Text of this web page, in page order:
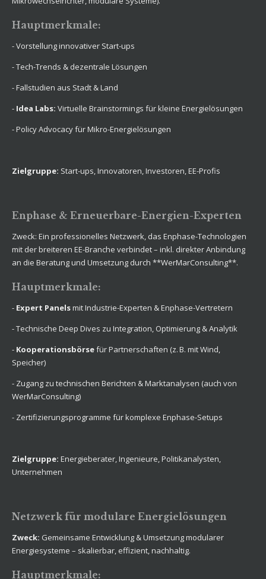
Hauptmerkmale:
- Vorstellung innovativer Start-ups
- Tech-Trends & dezentrale Lösungen
- Fallstudien aus Stadt & Land
- Idea Labs: Virtuelle Brainstormings für kleine Energielösungen
- Policy Advocacy für Mikro-Energielösungen
Zielgruppe: Start-ups, Innovatoren, Investoren, EE-Profis
Enphase & Erneuerbare-Energien-Experten
Zweck: Ein professionelles Netzwerk, das Enphase-Technologien
mit der breiteren EE-Branche verbindet – inkl. direkter Anbindung
an die Beratung und Umsetzung durch **WerMarConsulting**.
Hauptmerkmale:
- Expert Panelsmit Industrie-Experten & Enphase-Vertretern
- Technische Deep Dives zu Integration, Optimierung & Analytik
- Kooperationsbörsefür Partnerschaften (z. B. mit Wind,
Speicher)
- Zugang zu technischen Berichten & Marktanalysen (auch von
WerMarConsulting)
- Zertifizierungsprogramme für komplexe Enphase-Setups
Zielgruppe: Energieberater, Ingenieure, Politikanalysten,
Unternehmen
Netzwerk für modulare Energielösungen
Zweck: Gemeinsame Entwicklung & Umsetzung modularer
Energiesysteme – skalierbar, effizient, nachhaltig.
Hauptmerkmale: